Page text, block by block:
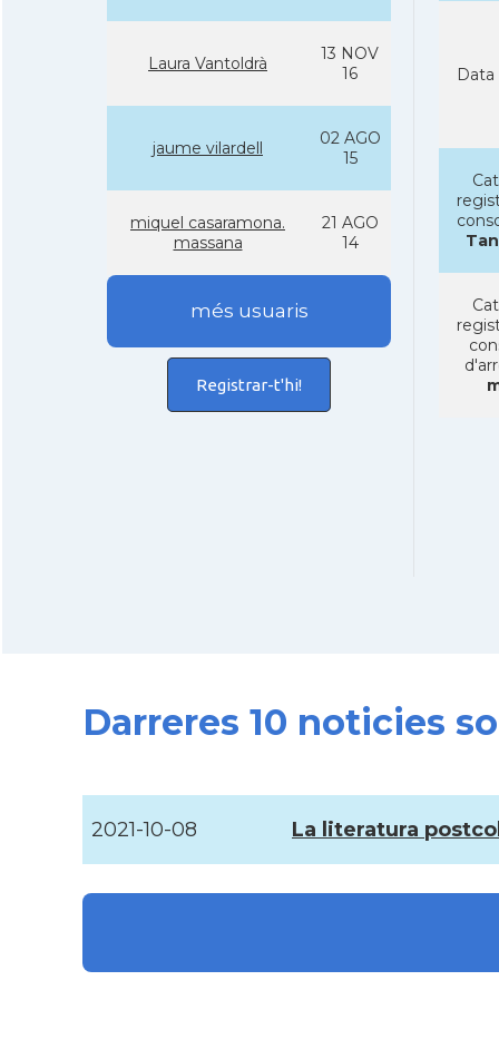
Laura Vantoldrà
13 NOV
16
jaume vilardell
02 AGO
15
miquel casaramona.
massana
21 AGO
14
més usuaris
Registrar-t'hi!
Data
Darreres 10 noticies
2021-10-08 La literatura